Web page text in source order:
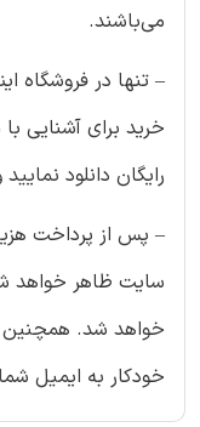
می‌باشند.
– تنها در فروشگاه
خرید برای آشنایی
رایگان دانلود
– پس از پرداخت
سایت ظاهر خواهد
خواهد شد. همچنین
خودکار به ایمیل